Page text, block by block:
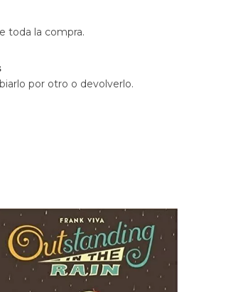
toda la compra.
por otro o devolverlo.